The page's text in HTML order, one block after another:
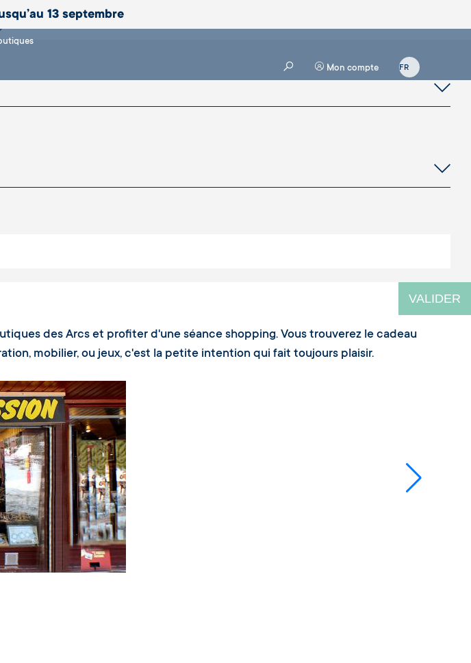
13 septembre
Mon compte
VALIDER
des Arcs et profiter d'une séance shopping. Vous trouverez le cadeau
mobilier, ou jeux, c'est la petite intention qui fait toujours plaisir.